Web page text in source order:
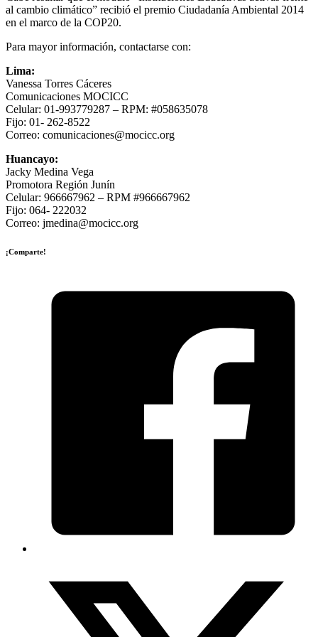
al cambio climático” recibió el premio Ciudadanía Ambiental 2014
en el marco de la COP20.
Para mayor información, contactarse con:
Lima:
Vanessa Torres Cáceres
Comunicaciones MOCICC
Celular: 01-993779287 – RPM: #058635078
Fijo: 01- 262-8522
Correo: comunicaciones@mocicc.org
Huancayo:
Jacky Medina Vega
Promotora Región Junín
Celular: 966667962 – RPM #966667962
Fijo: 064- 222032
Correo: jmedina@mocicc.org
¡Comparte!